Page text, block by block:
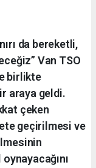
da bereketli,
Van TSO
birlikte
araya geldi.
çeken
geçirilmesi ve